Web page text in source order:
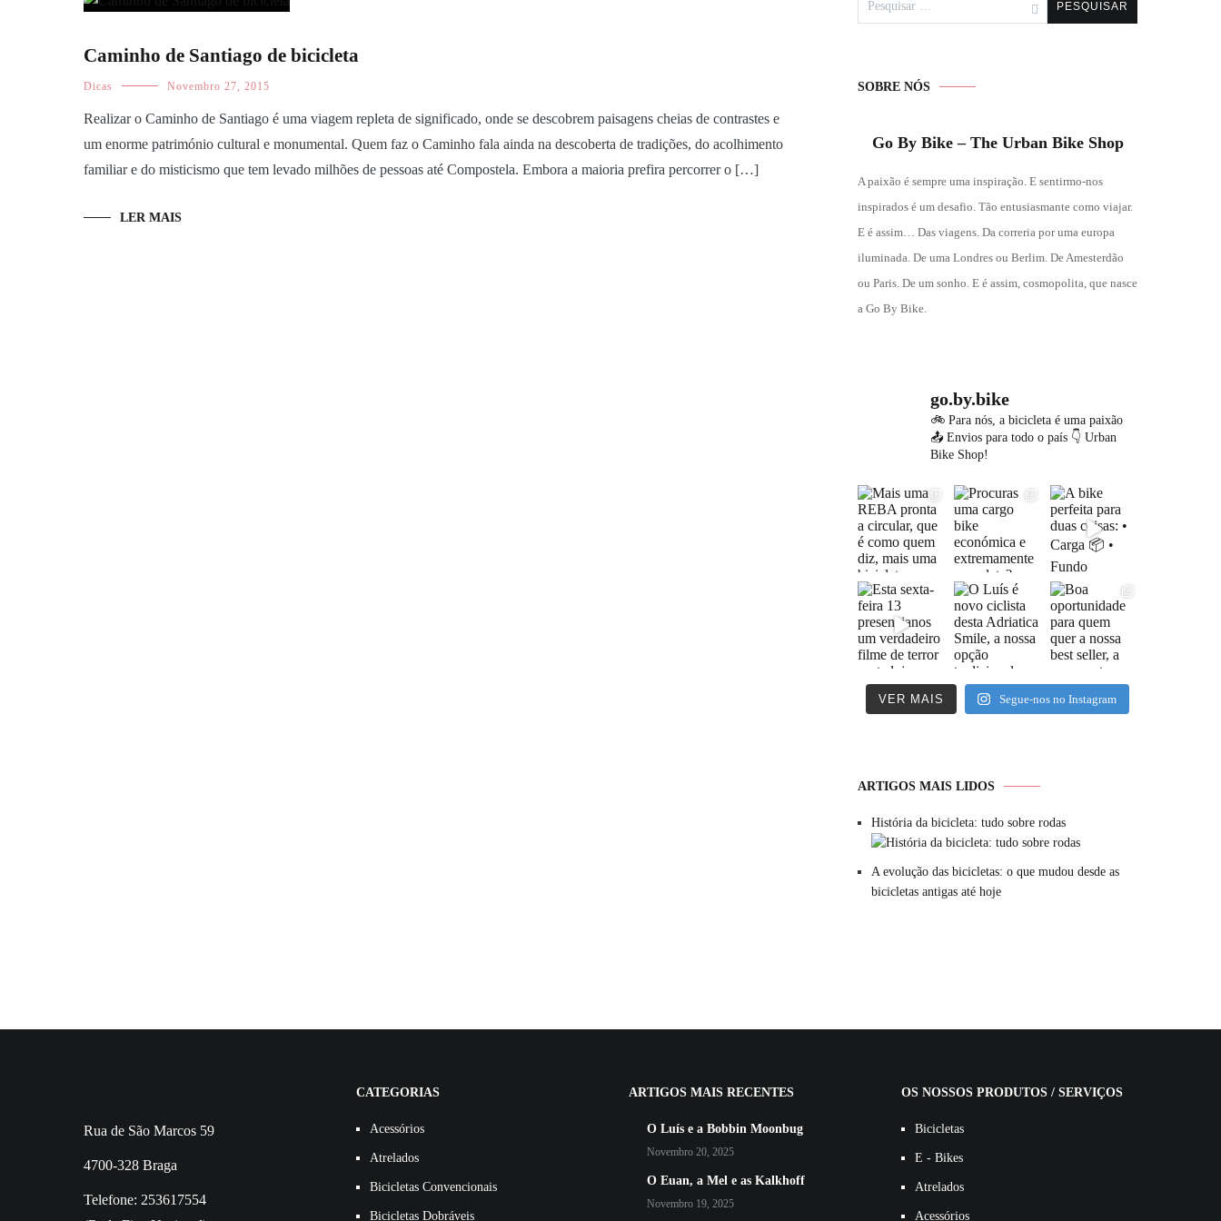
Caminho de Santiago de bicicleta
Dicas Novembro 27, 2015
Realizar o Caminho de Santiago é uma viagem repleta de significado, onde se descobrem paisagens cheias de contrastes e
um enorme património cultural e monumental. Quem faz o Caminho fala ainda na descoberta de tradições, do acolhimento
familiar e do misticismo que tem levado milhões de pessoas até Compostela. Embora a maioria prefira percorrer o […]
LER MAIS
por:
SOBRE NÓS
Go By Bike – The Urban Bike Shop
A paixão é sempre uma inspiração. E sentirmo-nos
inspirados é um desafio. Tão entusiasmante como viajar.
E é assim… Das viagens. Da correria por uma europa
iluminada. De uma Londres ou Berlim. De Amesterdão
ou Paris. De um sonho. E é assim, cosmopolita, que nasce
a Go By Bike.
go.by.bike
🚲 Para nós, a bicicleta é uma paixão
📤 Envios para todo o país 👇 Urban
Bike Shop!
VER MAIS Segue-nos no Instagram
ARTIGOS MAIS LIDOS
História da bicicleta: tudo sobre rodas
A evolução das bicicletas: o que mudou desde as
bicicletas antigas até hoje
Rua de São Marcos 59
4700-328 Braga
Telefone: 253617554
CATEGORIAS
Acessórios
Atrelados
Bicicletas Convencionais
Bicicletas Dobráveis
ARTIGOS MAIS RECENTES
O Luís e a Bobbin Moonbug
Novembro 20, 2025
O Euan, a Mel e as Kalkhoff
Novembro 19, 2025
OS NOSSOS PRODUTOS / SERVIÇOS
Bicicletas
E - Bikes
Atrelados
Acessórios